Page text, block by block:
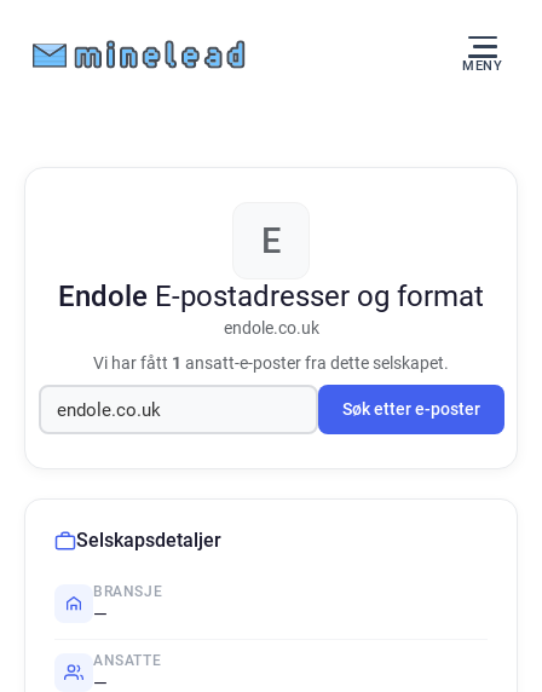
MENY
E
Endole E-postadresser og format
endole.co.uk
Vi har fått 1 ansatt-e-poster fra dette selskapet.
Søk etter e-poster
Selskapsdetaljer
BRANSJE
—
ANSATTE
—